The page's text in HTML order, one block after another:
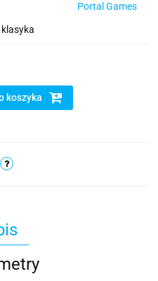
Portal Games
koszyka